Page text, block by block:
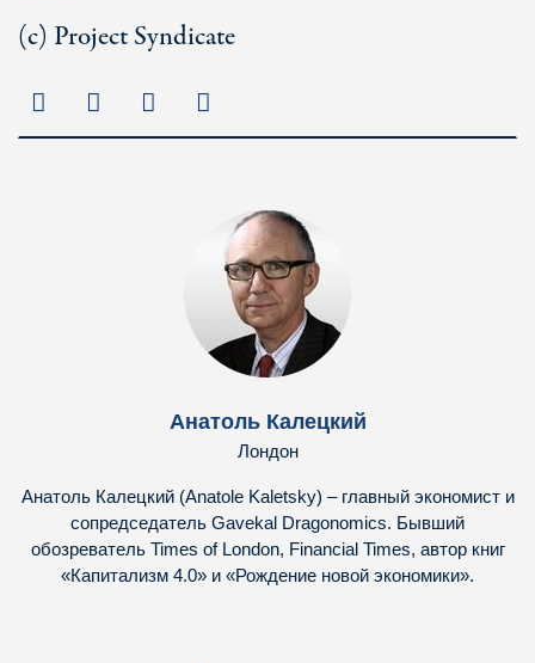
(c) Project Syndicate
Анатоль Калецкий
Лондон
Анатоль Калецкий (Anatole Kaletsky) – главный экономист и
сопредседатель Gavekal Dragonomics. Бывший
обозреватель Times of London, Financial Times, автор книг
«Капитализм 4.0» и «Рождение новой экономики».